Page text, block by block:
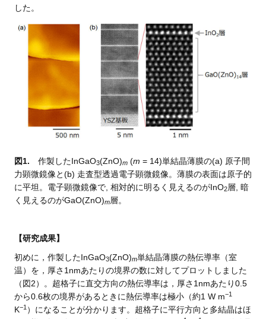
した。
図1. 作製したInGaO3(ZnO)m(m = 14)単結晶薄膜の(a) 原子間
力顕微鏡像と(b) 走査型透過電子顕微鏡像。薄膜の表面は原子的
に平坦。電子顕微鏡像で, 相対的に明るく見えるのがInO2層, 暗
く見えるのがGaO(ZnO)m層。
【研究成果】
初めに，作製したInGaO3(ZnO)m単結晶薄膜の熱伝導率（室
温）を，厚さ1nmあたりの境界の数に対してプロットしました
（図2）。超格子に直交方向の熱伝導率は，厚さ1nmあたり0.5
から0.6枚の境界があるときに熱伝導率は極小（約1 W m−1
K−1）になることが分かります。超格子に平行方向と多結晶はほ